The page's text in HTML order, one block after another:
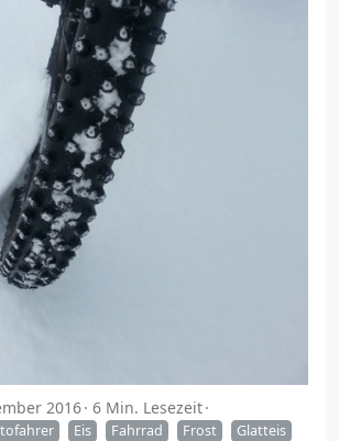
2016 6 Min. Lesezeit
Eis Fahrrad Frost
Glatteis